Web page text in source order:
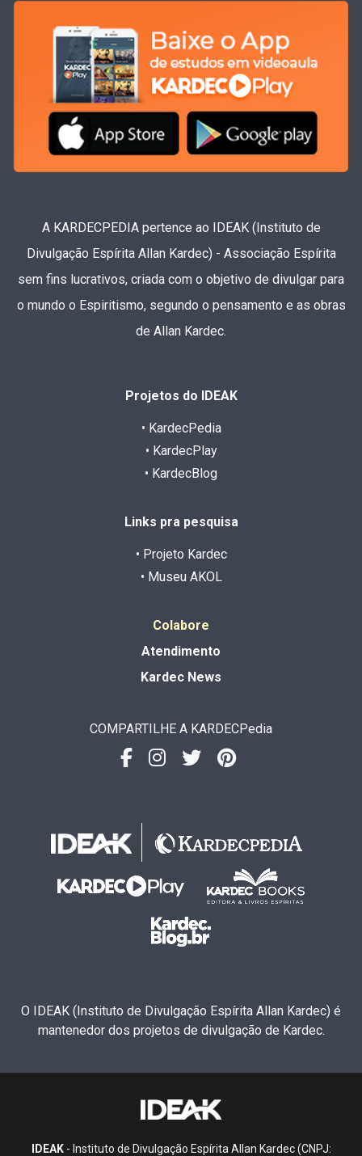
A KARDECPEDIA pertence ao IDEAK (Instituto de
Divulgação Espírita Allan Kardec) - Associação Espírita
sem fins lucrativos, criada com o objetivo de divulgar para
o mundo o Espiritismo, segundo o pensamento e as obras
de Allan Kardec.
Projetos do IDEAK
• KardecPedia
• KardecPlay
• KardecBlog
Links pra pesquisa
• Projeto Kardec
• Museu AKOL
Colabore
Atendimento
Kardec News
COMPARTILHE A KARDECPedia
O IDEAK (Instituto de Divulgação Espírita Allan Kardec) é
mantenedor dos projetos de divulgação de Kardec.
IDEAK- Instituto de Divulgação Espírita Allan Kardec (CNPJ: